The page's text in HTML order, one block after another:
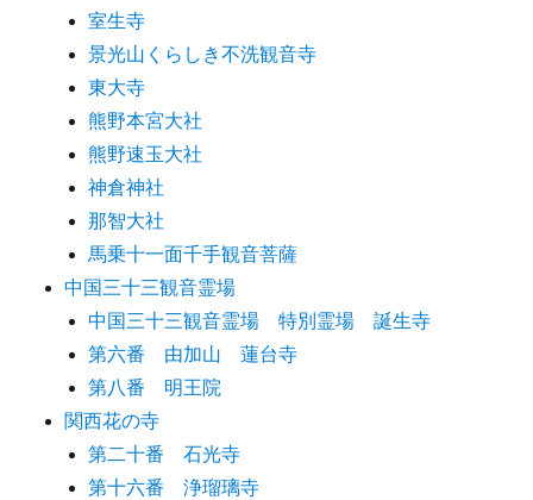
室生寺
景光山くらしき不洗観音寺
東大寺
熊野本宮大社
熊野速玉大社
神倉神社
那智大社
馬乗十一面千手観音菩薩
中国三十三観音霊場
中国三十三観音霊場 特別霊場 誕生寺
第六番 由加山 蓮台寺
第八番 明王院
関西花の寺
第二十番 石光寺
第十六番 浄瑠璃寺